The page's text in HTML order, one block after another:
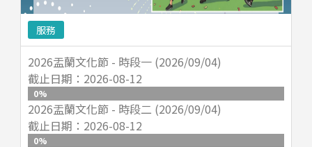
服務
2026盂蘭文化節 - 時段一 (2026/09/04)
截止日期： 2026-08-12
0%
2026盂蘭文化節 - 時段二 (2026/09/04)
截止日期： 2026-08-12
0%